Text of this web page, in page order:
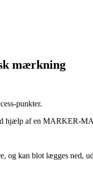
mærkning
punkter.
hjælp af en MARKER-
og kan blot lægges ned,